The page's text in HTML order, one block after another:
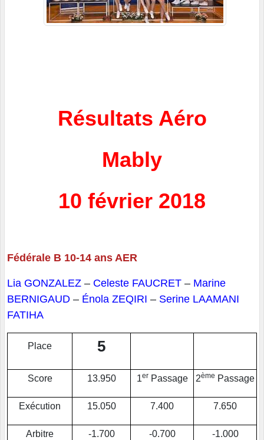
Résultats Aéro
Mably
10 février 2018
Fédérale B 10-14 ans AER
Lia GONZALEZ – Celeste FAUCRET – Marine
BERNIGAUD – Énola ZEQIRI – Serine LAAMANI
FATIHA
Place 5
Score 13.950 1er Passage 2ème Passage
Exécution 15.050 7.400 7.650
Arbitre -1.700 -0.700 -1.000